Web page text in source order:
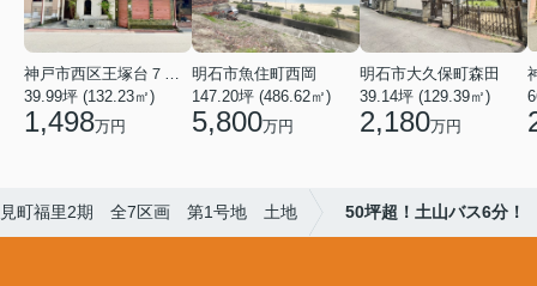
神戸市西区王塚台７丁目
39.99坪 (132.23㎡)
1,498万円
明石市魚住町西岡
147.20坪 (486.62㎡)
5,800万円
明石市大久保町森田
39.14坪 (129.39㎡)
2,180万円
見町福里2期 全7区画 第1号地 土地 50坪超！土山バス6分！